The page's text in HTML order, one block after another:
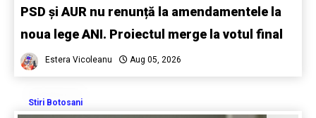
PSD și AUR nu renunță la amendamentele la
noua lege ANI. Proiectul merge la votul final
Estera Vicoleanu Aug 05, 2026
Stiri Botosani